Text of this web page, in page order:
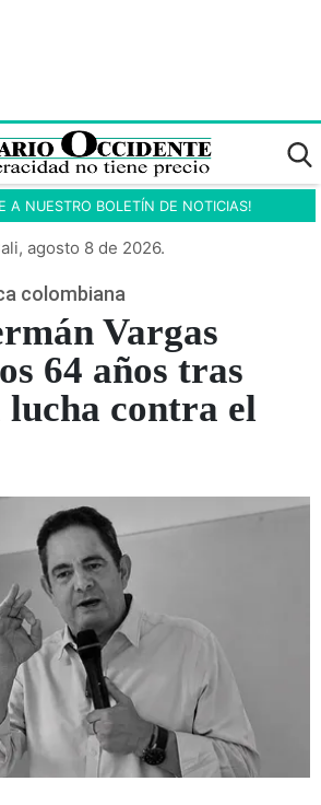
A NUESTRO BOLETÍN DE NOTICIAS!
agosto 8 de 2026.
colombiana
Vargas
64 años tras
contra el